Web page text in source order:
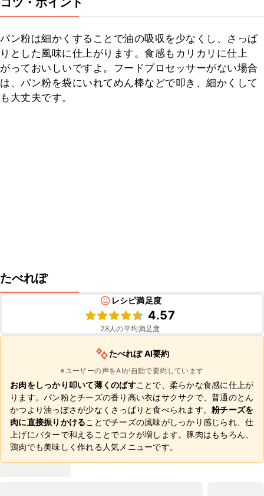
パン粉は細かくすることで油の吸収を少なくし、さっぱ
りとした風味に仕上がります。食感もカリカリに仕上
がっておいしいですよ。フードプロセッサーがない場合
は、パン粉を袋にいれてめん棒などで叩き、細かくして
も大丈夫です。
たべれぽ
レシピ満足度
4.57
28人の平均満足度
たべれぽ AI要約
※ユーザーの声をAIが自動で要約しています
お肉をしっかり叩いて薄くのばすことで、柔らかな食感に仕上が
ります。パン粉とチーズの香り高い衣はサクサクで、普通のとん
かつより油っぽさが少なくさっぱりと食べられます。 粉チーズを
肉に直接振りかけることでチーズの風味がしっかり感じられ、仕
上げにバターで和えることでコクが増します。豚肉はもちろん、
鶏肉でも美味しく作れる人気メニューです。